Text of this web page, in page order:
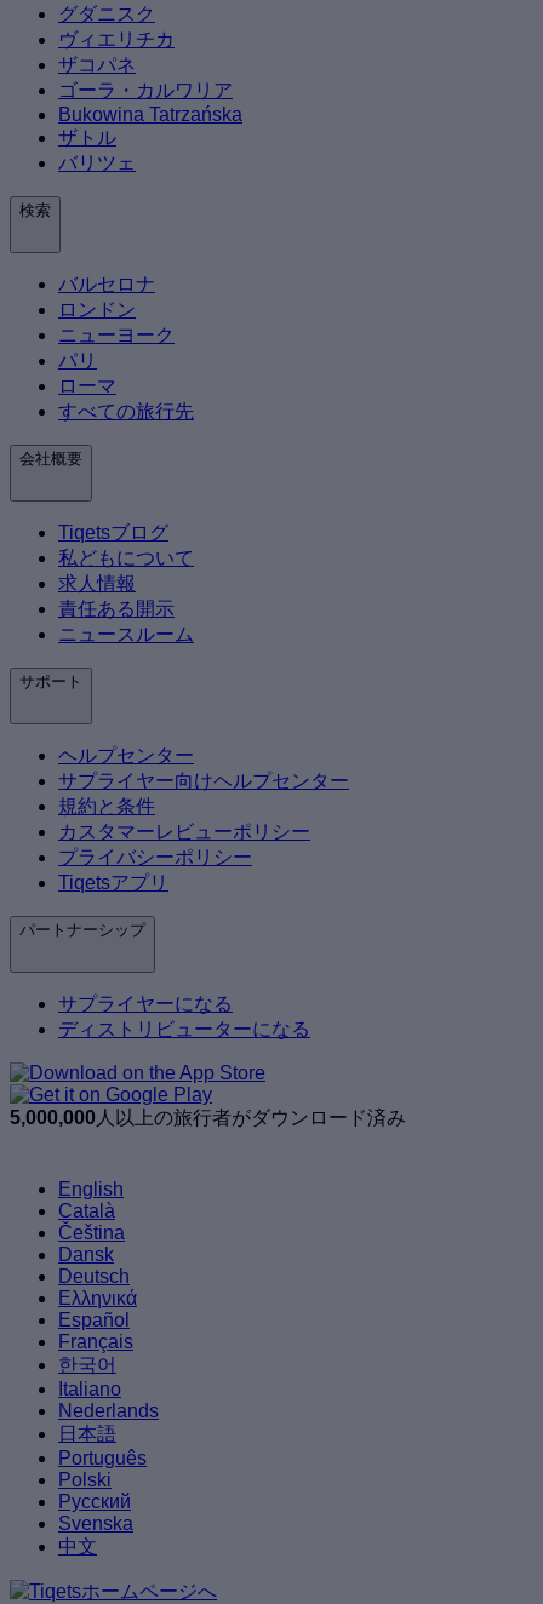
グダニスク
ヴィエリチカ
ザコパネ
ゴーラ・カルワリア
Bukowina Tatrzańska
ザトル
バリツェ
検索
バルセロナ
ロンドン
ニューヨーク
パリ
ローマ
すべての旅行先
会社概要
Tiqetsブログ
私どもについて
求人情報
責任ある開示
ニュースルーム
サポート
ヘルプセンター
サプライヤー向けヘルプセンター
規約と条件
カスタマーレビューポリシー
プライバシーポリシー
Tiqetsアプリ
パートナーシップ
サプライヤーになる
ディストリビューターになる
5,000,000 人以上の旅行者がダウンロード済み
English
Català
Čeština
Dansk
Deutsch
Ελληνικά
Español
Français
한국어
Italiano
Nederlands
日本語
Português
Polski
Русский
Svenska
中文